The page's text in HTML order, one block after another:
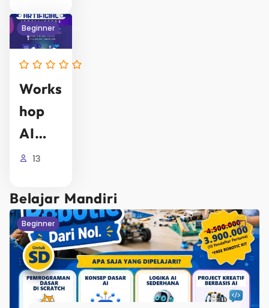
Nt
Creat
Or
Beginner
Works
Hop
AI
Untuk
Vitas
Kerja
13
Belajar Mandiri
Beginner